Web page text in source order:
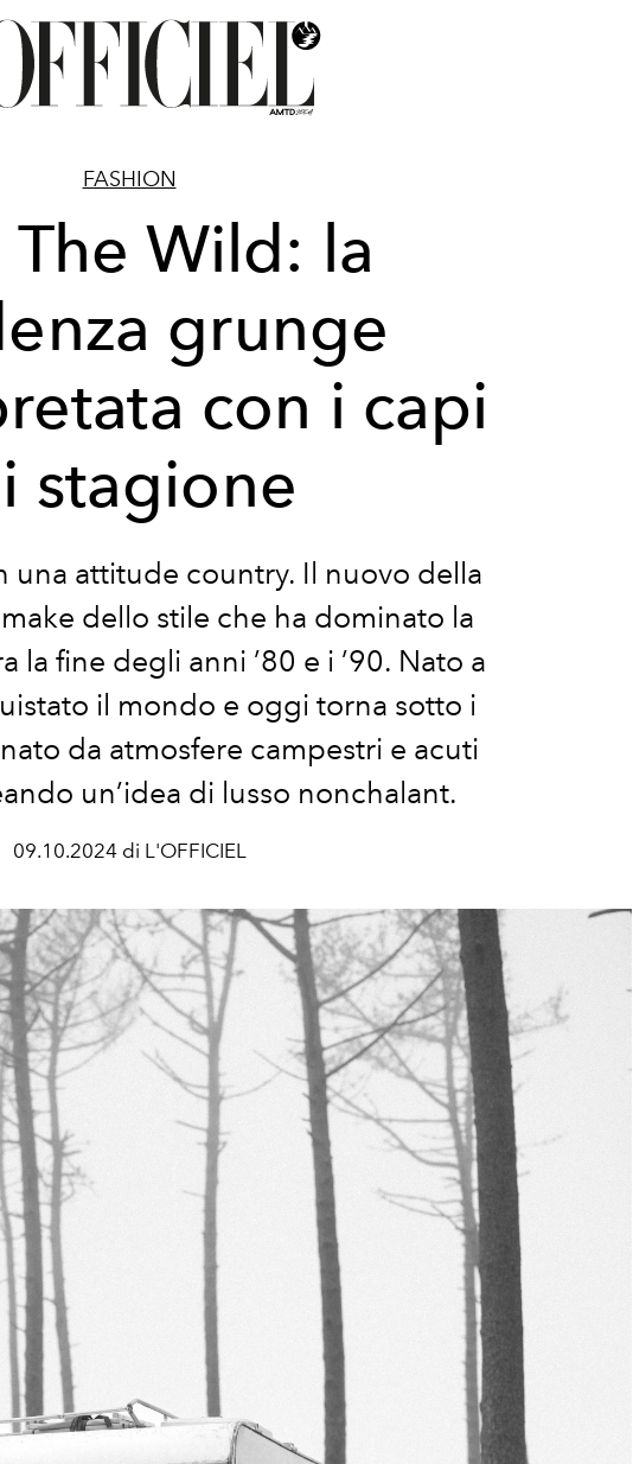
FASHION
The Wild: la
grunge
con i capi
stagione
una attitude country. Il nuovo della
dello stile che ha dominato la
la fine degli anni ’80 e i ’90. Nato a
il mondo e oggi torna sotto i
da atmosfere campestri e acuti
un’idea di lusso nonchalant.
09.10.2024 di L'OFFICIEL